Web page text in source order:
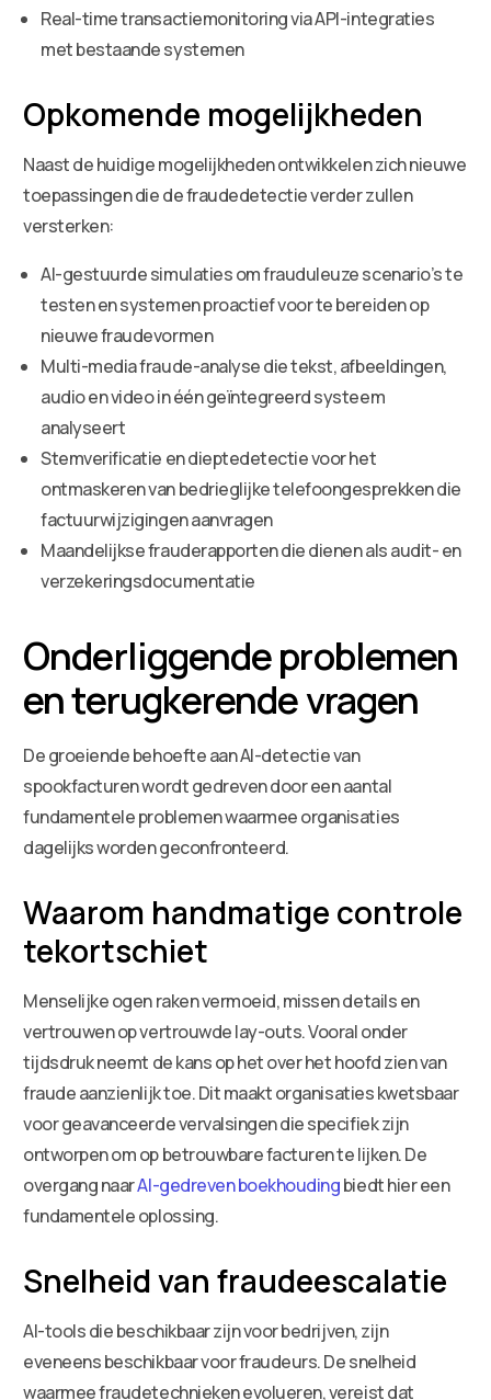
Real-time transactiemonitoring via API-integraties
met bestaande systemen
Opkomende mogelijkheden
Naast de huidige mogelijkheden ontwikkelen zich nieuwe
toepassingen die de fraudedetectie verder zullen
versterken:
AI-gestuurde simulaties om frauduleuze scenario’s te
testen en systemen proactief voor te bereiden op
nieuwe fraudevormen
Multi-media fraude-analyse die tekst, afbeeldingen,
audio en video in één geïntegreerd systeem
analyseert
Stemverificatie en dieptedetectie voor het
ontmaskeren van bedrieglijke telefoongesprekken die
factuurwijzigingen aanvragen
Maandelijkse frauderapporten die dienen als audit- en
verzekeringsdocumentatie
Onderliggende problemen
en terugkerende vragen
De groeiende behoefte aan AI-detectie van
spookfacturen wordt gedreven door een aantal
fundamentele problemen waarmee organisaties
dagelijks worden geconfronteerd.
Waarom handmatige controle
tekortschiet
Menselijke ogen raken vermoeid, missen details en
vertrouwen op vertrouwde lay-outs. Vooral onder
tijdsdruk neemt de kans op het over het hoofd zien van
fraude aanzienlijk toe. Dit maakt organisaties kwetsbaar
voor geavanceerde vervalsingen die specifiek zijn
ontworpen om op betrouwbare facturen te lijken. De
overgang naarAI-gedreven boekhoudingbiedt hier een
fundamentele oplossing.
Snelheid van fraudeescalatie
AI-tools die beschikbaar zijn voor bedrijven, zijn
eveneens beschikbaar voor fraudeurs. De snelheid
waarmee fraudetechnieken evolueren, vereist dat